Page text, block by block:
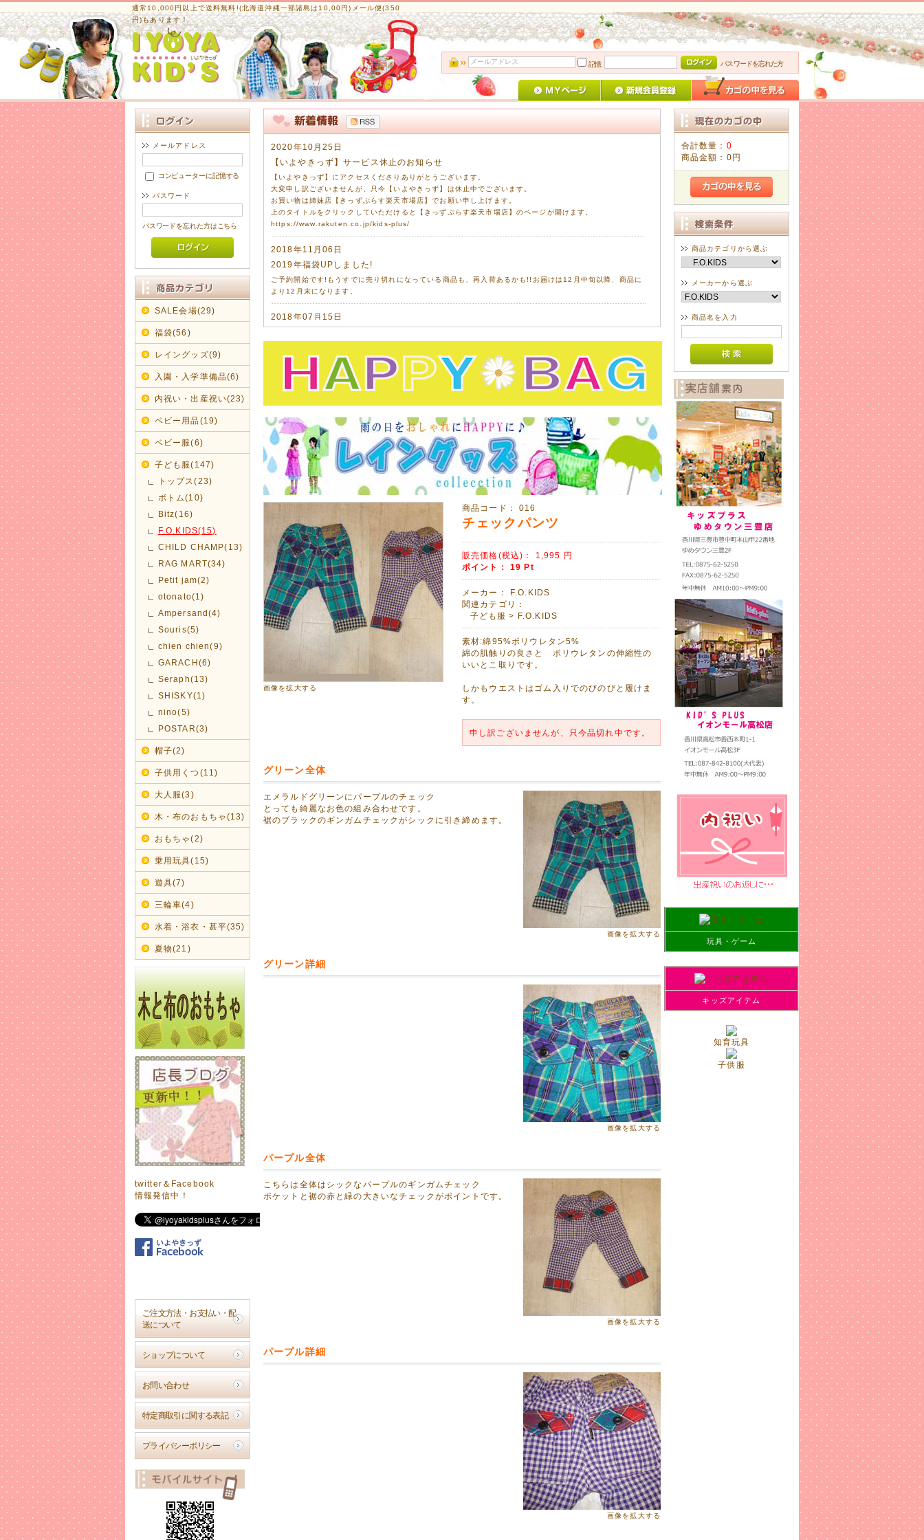
通常10,000円以上で送料無料!(北海道沖縄一部諸島は10,00円)メール便(350
円)もあります！
記憶 パスワードを忘れた方
メールアドレス
コンピューターに記憶する
パスワード
パスワードを忘れた方はこちら
SALE会場(29)
福袋(56)
レイングッズ(9)
入園・入学準備品(6)
内祝い・出産祝い(23)
ベビー用品(19)
ベビー服(6)
子ども服(147)
トップス(23)
ボトム(10)
Bitz(16)
F.O.KIDS(15)
CHILD CHAMP(13)
RAG MART(34)
Petit jam(2)
otonato(1)
Ampersand(4)
Souris(5)
chien chien(9)
GARACH(6)
Seraph(13)
SHISKY(1)
nino(5)
POSTAR(3)
帽子(2)
子供用くつ(11)
大人服(3)
木・布のおもちゃ(13)
おもちゃ(2)
乗用玩具(15)
遊具(7)
三輪車(4)
水着・浴衣・甚平(35)
夏物(21)
twitter＆Facebook
情報発信中！
ご注文方法・お支払い・配
送について
ショップについて
お問い合わせ
特定商取引に関する表記
プライバシーポリシー
2020年10月25日
【いよやきっず】サービス休止のお知らせ
【いよやきっず】にアクセスくださりありがとうございます。
大変申し訳ございませんが、只今【いよやきっず】は休止中でございます。
お買い物は姉妹店【きっずぷらす楽天市場店】でお願い申し上げます。
上のタイトルをクリックしていただけると【きっずぷらす楽天市場店】のページが開けます。
https://www.rakuten.co.jp/kids-plus/
2018年11月06日
2019年福袋UPしました!
ご予約開始です!もうすでに売り切れになっている商品も、再入荷あるかも!!お届けは12月中旬以降、商品に
より12月末になります。
2018年07月15日
2017年11月14日
2018年福袋のご予約が始まっています!
2017年10月20日
新ブランド【otonato】のカットソーチェスターコートをアップしました!
コットン100%の気持ち良い肌触り!
ママとキッズでお揃いに出来ます♡
2017年10月19日
秋冬モノSALE品を多数アップしました!
可愛らしい今年の秋冬モノ人気です♡
サイズが揃っているうちにどうぞ❤(ӦvӦ。)
2017年09月10日
【ampersand】ボアショートブーツ発売開始!
履きやすくて暖かい!この冬のマストアイテムです。^^
2017年08月30日
【CHILD CHAMP】ガールズ水着&ラッシュガードさらにお値下げ!!
激安60%OFF!1,426円(税込)にお値下げしました。
2017年08月29日
早くも秋物30%OFF!
愛らしい馬のロディ。「抱きまくら」と「お昼ねマット」をアップしました!
木の玩具、3種類 アップしました!
エド・インターの木の玩具 以下の理由でおすすめします。
雨の日も楽しくしてあげてくださいね♥
これからどんどんアップしていきますね。^^
2017年04月09日
元気な【アンパンマン】シリーズ、可愛い【プリンセスソフィア】、大きくなっても使えるシリーズ等ござ
雨の日にも使える『ポリエステル』素材のバッグです。
【Petit jam】ネコさんレインコートとレインシューズをアップしました。
雨の日のお出かけが楽しくなるネコさんが傘をさしたテキスタイルです。
【Seraph】リボン付きリバーシブルハットをアップしました。
シンプルなテキスタイルと優しい色使いでナチュラルテイストのおしゃれにおすすめ。
画像を拡大する
商品コード： 016
チェックパンツ
販売価格(税込)： 1,995 円
ポイント： 19Pt
メーカー：
F.O.KIDS
関連カテゴリ：
子ども服 > F.O.KIDS
素材:綿95%ポリウレタン5%
綿の肌触りの良さと ポリウレタンの伸縮性の
いいとこ取りです。
しかもウエストはゴム入りでのびのびと履けま
す。
申し訳ございませんが、只今品切れ中です。
グリーン全体
エメラルドグリーンにパープルのチェック
とっても綺麗なお色の組み合わせです。
裾のブラックのギンガムチェックがシックに引き締めます。
画像を拡大する
グリーン詳細
画像を拡大する
パープル全体
こちらは全体はシックなパープルのギンガムチェック
ポケットと裾の赤と緑の大きいなチェックがポイントです。
画像を拡大する
パープル詳細
画像を拡大する
合計数量： 0
商品金額： 0円
商品カテゴリから選ぶ
メーカーから選ぶ
商品名を入力
玩具・ゲーム
キッズアイテム
知育玩具
子供服